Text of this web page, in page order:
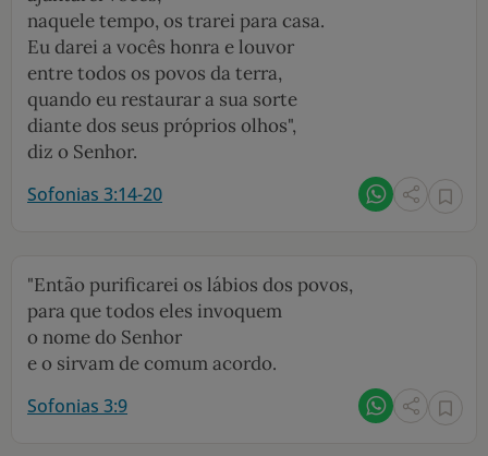
naquele tempo, os trarei para casa.
Eu darei a vocês honra e louvor
entre todos os povos da terra,
quando eu restaurar a sua sorte
diante dos seus próprios olhos",
diz o Senhor.
Sofonias 3:14-20
"Então purificarei os lábios dos povos,
para que todos eles invoquem
o nome do Senhor
e o sirvam de comum acordo.
Sofonias 3:9